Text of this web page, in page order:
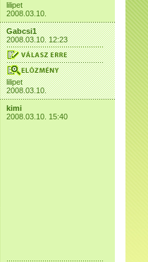
lilipet
2008.03.10.
Gabcsi1
2008.03.10. 12:23
lilipet
2008.03.10.
kimi
2008.03.10. 15:40